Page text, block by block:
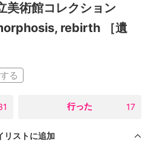
美術館コレクション
rebirth ［遺
る
行った 17
リストに追加